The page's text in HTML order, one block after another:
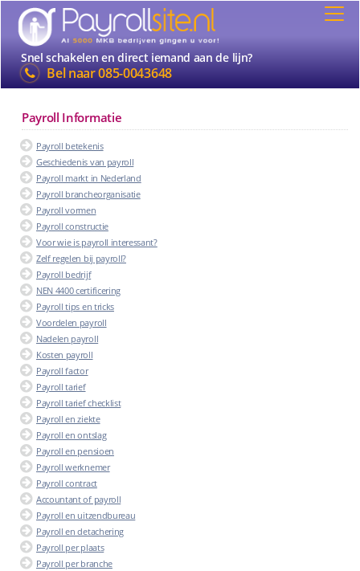
Snel schakelen en direct iemand aan de lijn?
Bel naar085-0043648
Payroll Informatie
Payroll betekenis
Geschiedenis van payroll
Payroll markt in Nederland
Payroll brancheorganisatie
Payroll vormen
Payroll constructie
Voor wie is payroll interessant?
Zelf regelen bij payroll?
Payroll bedrijf
NEN 4400 certificering
Payroll tips en tricks
Voordelen payroll
Nadelen payroll
Kosten payroll
Payroll factor
Payroll tarief
Payroll tarief checklist
Payroll en ziekte
Payroll en ontslag
Payroll en pensioen
Payroll werknemer
Payroll contract
Accountant of payroll
Payroll en uitzendbureau
Payroll en detachering
Payroll per plaats
Payroll per branche